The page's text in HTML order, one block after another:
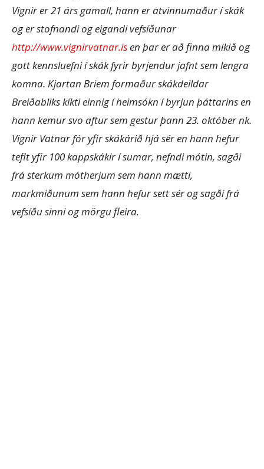
Vignir er 21 árs gamall, hann er atvinnumaður í skák
og er stofnandi og eigandi vefsíðunar
http://www.vignirvatnar.isen þar er að finna mikið og
gott kennsluefni í skák fyrir byrjendur jafnt sem lengra
komna. Kjartan Briem formaður skákdeildar
Breiðabliks kíkti einnig í heimsókn í byrjun þáttarins en
hann kemur svo aftur sem gestur þann 23. október nk.
Vignir Vatnar fór yfir skákárið hjá sér en hann hefur
teflt yfir 100 kappskákir í sumar, nefndi mótin, sagði
frá sterkum mótherjum sem hann mætti,
markmiðunum sem hann hefur sett sér og sagði frá
vefsíðu sinni og mörgu fleira.